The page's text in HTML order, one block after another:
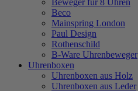
Beweger für 8 Uhren
Beco
Mainspring London
Paul Design
Rothenschild
B-Ware Uhrenbeweger
Uhrenboxen
Uhrenboxen aus Holz
Uhrenboxen aus Leder